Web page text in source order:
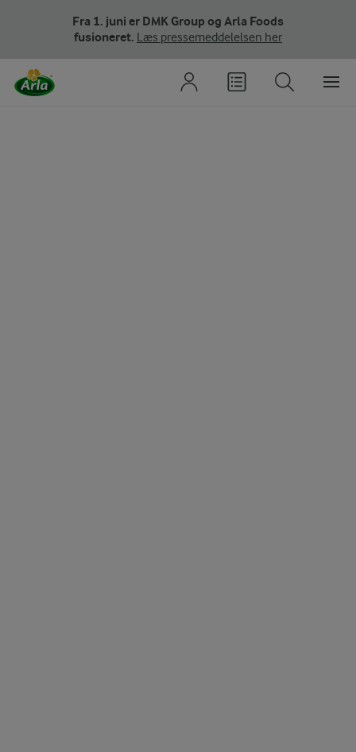
Fra 1. juni er DMK Group og Arla Foods
fusioneret. Læs pressemeddelelsen her